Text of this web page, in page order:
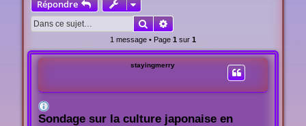
Répondre
RechercherRecherche avancée
1 message • Page 1 sur 1
stayingmerry
Sondage sur la culture japonaise en